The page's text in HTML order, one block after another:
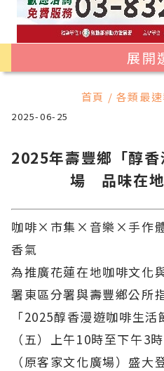
展開
首頁 / 各類最
2025-06-25
2025年壽豐鄉「醇
場 品味在
咖啡× 市集 × 音樂 × 手作
香氣
為推廣花蓮在地咖啡文化
署東區分署與壽豐鄉公所
「2025醇香漫遊咖啡生
（五）上午10時至下午3
（原客家文化廣場）盛